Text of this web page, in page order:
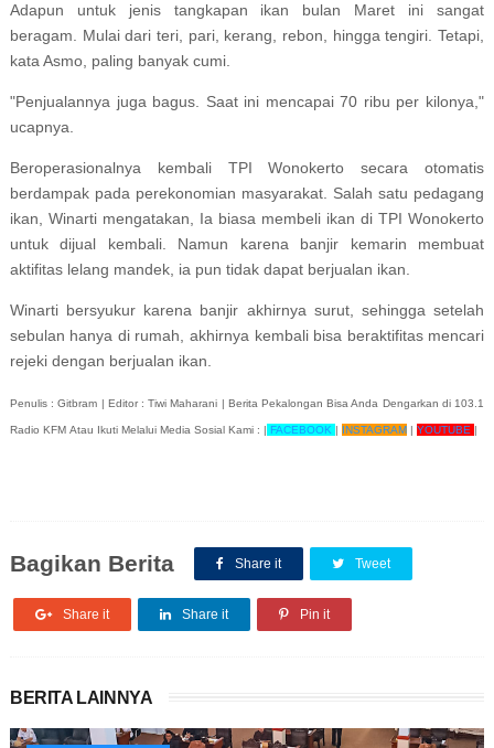
Adapun untuk jenis tangkapan ikan bulan Maret ini sangat
beragam. Mulai dari teri, pari, kerang, rebon, hingga tengiri. Tetapi,
kata Asmo, paling banyak cumi.
"Penjualannya juga bagus. Saat ini mencapai 70 ribu per kilonya,"
ucapnya.
Beroperasionalnya kembali TPI Wonokerto secara otomatis
berdampak pada perekonomian masyarakat. Salah satu pedagang
ikan, Winarti mengatakan, Ia biasa membeli ikan di TPI Wonokerto
untuk dijual kembali. Namun karena banjir kemarin membuat
aktifitas lelang mandek, ia pun tidak dapat berjualan ikan.
Winarti bersyukur karena banjir akhirnya surut, sehingga setelah
sebulan hanya di rumah, akhirnya kembali bisa beraktifitas mencari
rejeki dengan berjualan ikan.
Penulis : Gitbram | Editor : Tiwi Maharani | Berita Pekalongan Bisa Anda Dengarkan di 103.1
Radio KFM Atau Ikuti Melalui Media Sosial Kami : FACEBOOK INSTAGRAM YOUTUBE
Bagikan Berita Share it Tweet
Share it Share it Pin it
BERITA LAINNYA